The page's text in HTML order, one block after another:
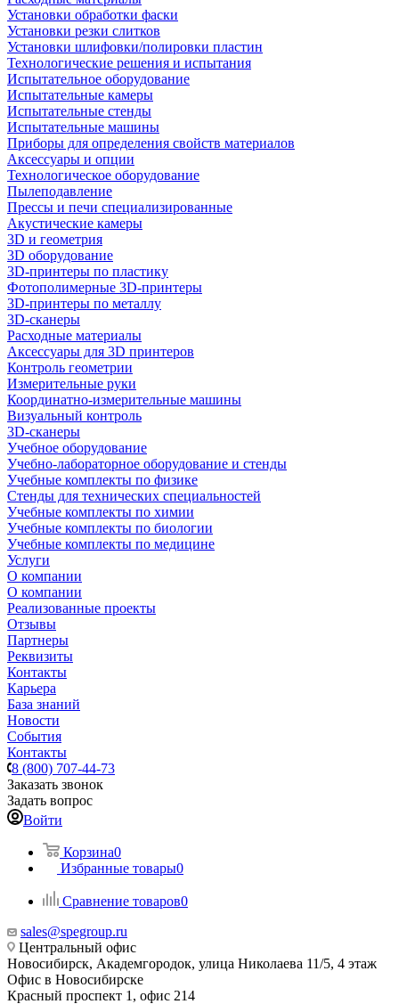
Установки обработки фаски
Установки резки слитков
Установки шлифовки/полировки пластин
Технологические решения и испытания
Испытательное оборудование
Испытательные камеры
Испытательные стенды
Испытательные машины
Приборы для определения свойств материалов
Аксессуары и опции
Технологическое оборудование
Пылеподавление
Прессы и печи специализированные
Акустические камеры
3D и геометрия
3D оборудование
3D-принтеры по пластику
Фотополимерные 3D-принтеры
3D-принтеры по металлу
3D-сканеры
Расходные материалы
Аксессуары для 3D принтеров
Контроль геометрии
Измерительные руки
Координатно-измерительные машины
Визуальный контроль
3D-сканеры
Учебное оборудование
Учебно-лабораторное оборудование и стенды
Учебные комплекты по физике
Стенды для технических специальностей
Учебные комплекты по химии
Учебные комплекты по биологии
Учебные комплекты по медицине
Услуги
О компании
О компании
Реализованные проекты
Отзывы
Партнеры
Реквизиты
Контакты
Карьера
База знаний
Новости
События
Контакты
8 (800) 707-44-73
Заказать звонок
Задать вопрос
Войти
Корзина0
Избранные товары0
Сравнение товаров0
sales@spegroup.ru
Центральный офис
Новосибирск, Академгородок, улица Николаева 11/5, 4 этаж
Офис в Новосибирске
Красный проспект 1, офис 214